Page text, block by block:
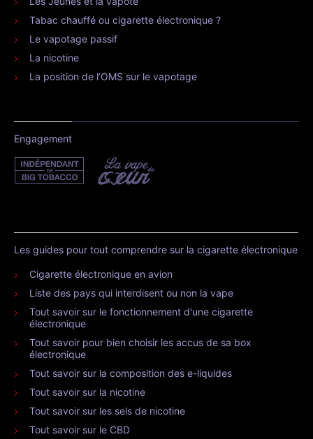
Tabac chauffé ou cigarette électronique ?
Le vapotage passif
La nicotine
La position de l’OMS sur le vapotage
Engagement
Les guides pour tout comprendre sur la cigarette électronique
Cigarette électronique en avion
Liste des pays qui interdisent ou non la vape
Tout savoir sur le fonctionnement d'une cigarette
électronique
Tout savoir pour bien choisir les accus de sa box
électronique
Tout savoir sur la composition des e-liquides
Tout savoir sur la nicotine
Tout savoir sur les sels de nicotine
Tout savoir sur le CBD